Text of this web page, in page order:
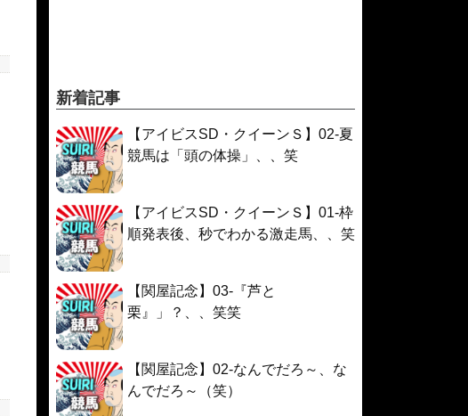
新着記事
【アイビスSD・クイーンＳ】02-夏
競馬は「頭の体操」、、笑
【アイビスSD・クイーンＳ】01-枠
順発表後、秒でわかる激走馬、、笑
【関屋記念】03-『芦と
栗』」？、、笑笑
【関屋記念】02-なんでだろ～、な
んでだろ～（笑）